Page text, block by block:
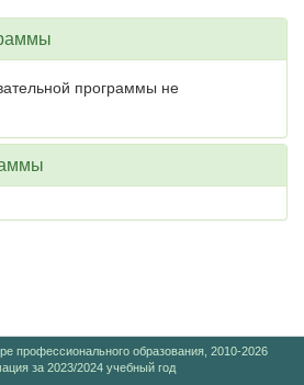
программы не
профессионального образования, 2010-2026
за 2023/2024 учебный год